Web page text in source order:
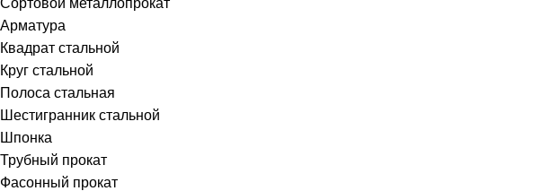
Арматура
Квадрат стальной
Круг стальной
Полоса стальная
Шестигранник стальной
Шпонка
Трубный прокат
Фасонный прокат